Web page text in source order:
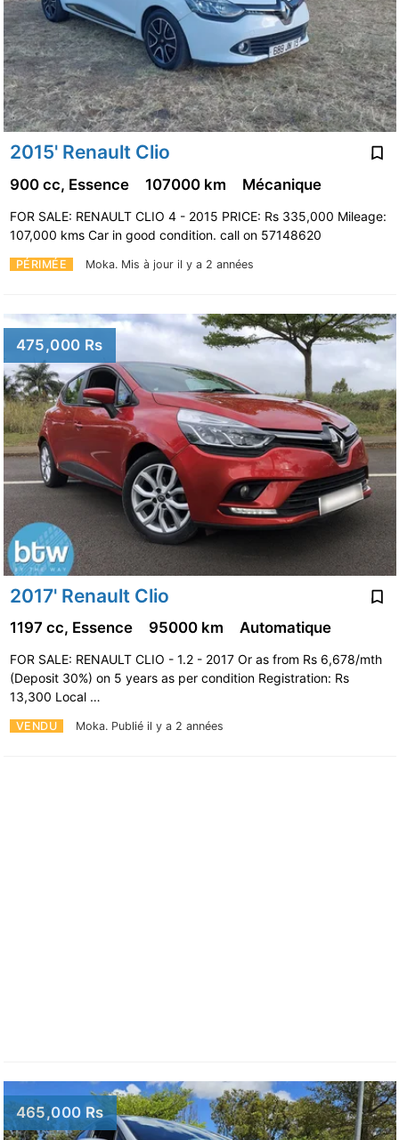
2015' Renault Clio
PÉRIMÉE Moka. Mis à jour il y a 2 années
900 cc, Essence 107000 km Mécanique
FOR SALE: RENAULT CLIO 4 - 2015 PRICE: Rs 335,000 Mileage:
107,000 kms Car in good condition. call on 57148620
475,000 Rs
2017' Renault Clio
VENDU Moka. Publié il y a 2 années
1197 cc, Essence 95000 km Automatique
FOR SALE: RENAULT CLIO - 1.2 - 2017 Or as from Rs 6,678/mth
(Deposit 30%) on 5 years as per condition Registration: Rs
13,300 Local …
465,000 Rs